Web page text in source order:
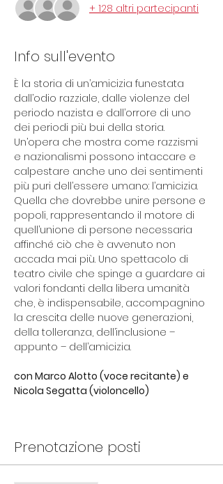
+ 128 altri partecipanti
Info sull'evento
È la storia di un’amicizia funestata
dall’odio razziale, dalle violenze del
periodo nazista e dall’orrore di uno
dei periodi più bui della storia.
Un’opera che mostra come razzismi
e nazionalismi possono intaccare e
calpestare anche uno dei sentimenti
più puri dell’essere umano: l’amicizia.
Quella che dovrebbe unire persone e
popoli, rappresentando il motore di
quell’unione di persone necessaria
affinché ciò che è avvenuto non
accada mai più. Uno spettacolo di
teatro civile che spinge a guardare ai
valori fondanti della libera umanità
che, è indispensabile, accompagnino
la crescita delle nuove generazioni,
della tolleranza, dell’inclusione –
appunto – dell’amicizia.
con Marco Alotto (voce recitante) e
Nicola Segatta (violoncello)
Prenotazione posti